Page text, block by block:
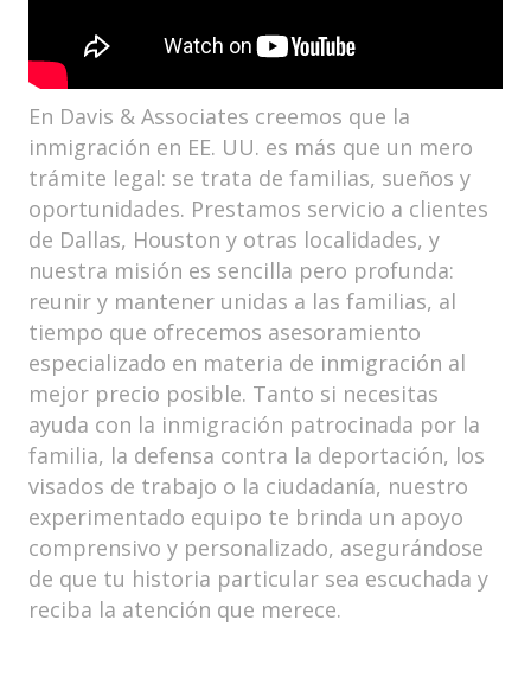
En Davis & Associates creemos que la
inmigración en EE. UU. es más que un mero
trámite legal: se trata de familias, sueños y
oportunidades. Prestamos servicio a clientes
de Dallas, Houston y otras localidades, y
nuestra misión es sencilla pero profunda:
reunir y mantener unidas a las familias, al
tiempo que ofrecemos asesoramiento
especializado en materia de inmigración al
mejor precio posible. Tanto si necesitas
ayuda con la inmigración patrocinada por la
familia, la defensa contra la deportación, los
visados de trabajo o la ciudadanía, nuestro
experimentado equipo te brinda un apoyo
comprensivo y personalizado, asegurándose
de que tu historia particular sea escuchada y
reciba la atención que merece.